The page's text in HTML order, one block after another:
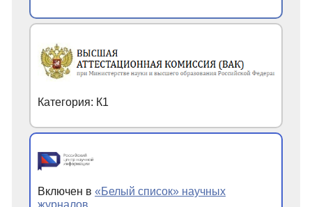
Категория: К1
Включен в «Белый список» научных
журналов